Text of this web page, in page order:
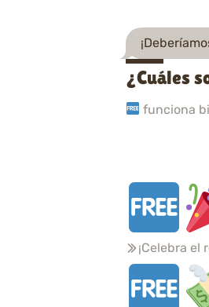
¿Cuáles
funciona
¡Celebra el